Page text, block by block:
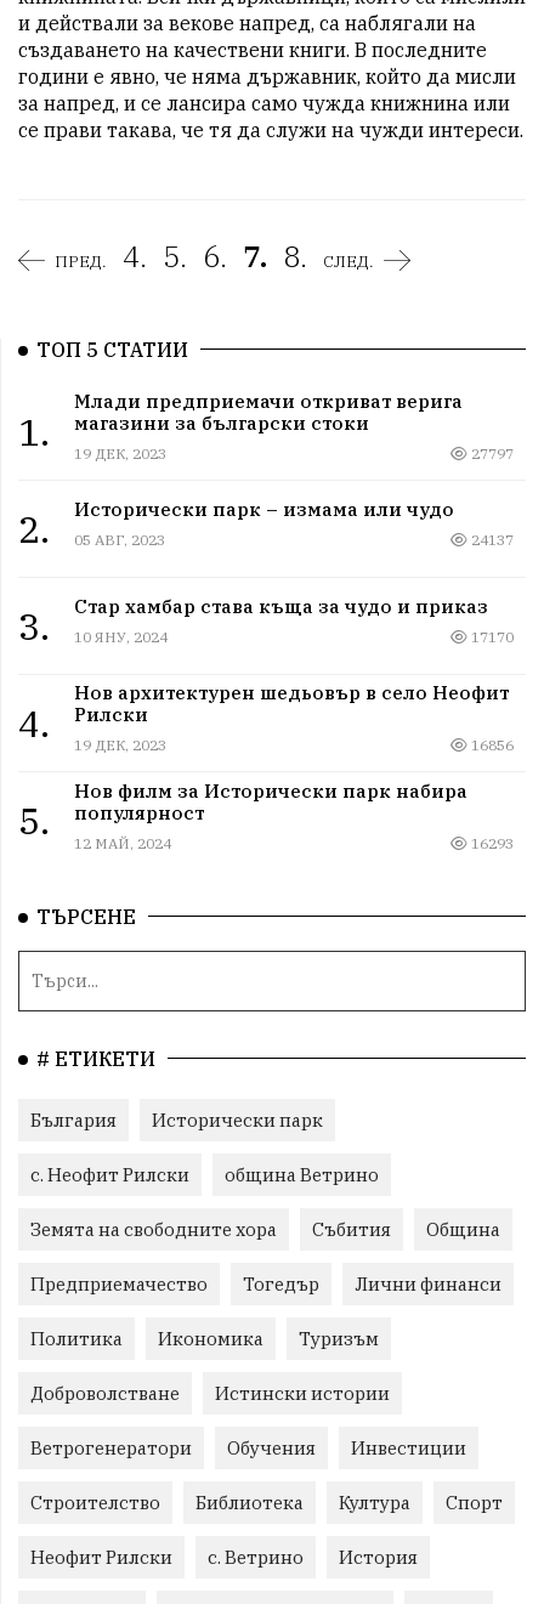
и действали за векове напред, са наблягали на
създаването на качествени книги. В последните
години е явно, че няма държавник, който да мисли
за напред, и се лансира само чужда книжнина или
се прави такава, че тя да служи на чужди интереси.
ПРЕД. 4. 5. 6. 7. 8. СЛЕД.
ТОП 5 СТАТИИ
1.
Млади предприемачи откриват верига
магазини за български стоки
19 ДЕК, 2023 27797
2. Исторически парк – измама или чудо
05 АВГ, 2023 24137
3. Стар хамбар става къща за чудо и приказ
10 ЯНУ, 2024 17170
4.
Нов архитектурен шедьовър в село Неофит
Рилски
19 ДЕК, 2023 16856
5.
Нов филм за Исторически парк набира
популярност
12 МАЙ, 2024 16293
ТЪРСЕНЕ
# ЕТИКЕТИ
България Исторически парк
с. Неофит Рилски община Ветрино
Земята на свободните хора Събития Община
Предприемачество Тогедър Лични финанси
Политика Икономика Туризъм
Доброволстване Истински истории
Ветрогенератори Обучения Инвестиции
Строителство Библиотека Култура Спорт
Неофит Рилски с. Ветрино История